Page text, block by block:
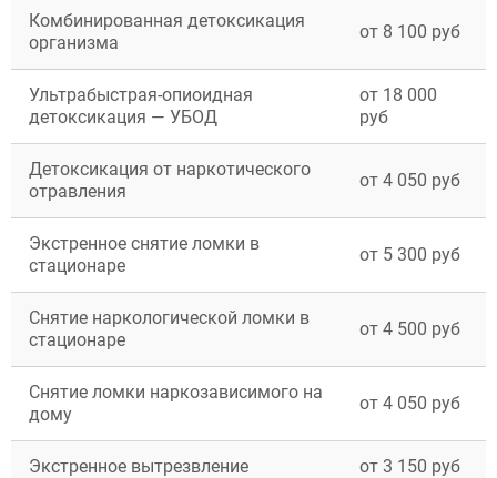
Комбинированная детоксикация
организма
от 8 100 руб
Ультрабыстрая-опиоидная
детоксикация — УБОД
от 18 000
руб
Детоксикация от наркотического
отравления
от 4 050 руб
Экстренное снятие ломки в
стационаре
от 5 300 руб
Снятие наркологической ломки в
стационаре
от 4 500 руб
Снятие ломки наркозависимого на
дому
от 4 050 руб
Экстренное вытрезвление от 3 150 руб
ВЫБРАТЬ ГОРОД
Москва
Видное
Воскресенск
Долгопрудный
Дубна
Егорьевск